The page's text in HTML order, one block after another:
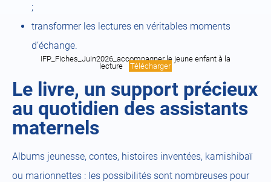
;
transformer les lectures en véritables moments
d’échange.
IFP_Fiches_Juin2026_accompagner le jeune enfant à la
lecture
Télécharger
Le livre, un support précieux
au quotidien des assistants
maternels
Albums jeunesse, contes, histoires inventées, kamishibaï
ou marionnettes : les possibilités sont nombreuses pour